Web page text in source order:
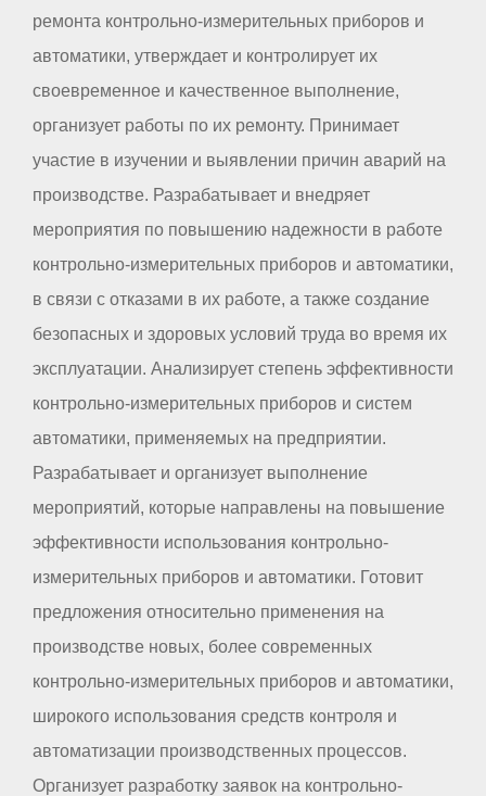
ремонта контрольно-измерительных приборов и
автоматики, утверждает и контролирует их
своевременное и качественное выполнение,
организует работы по их ремонту. Принимает
участие в изучении и выявлении причин аварий на
производстве. Разрабатывает и внедряет
мероприятия по повышению надежности в работе
контрольно-измерительных приборов и автоматики,
в связи с отказами в их работе, а также создание
безопасных и здоровых условий труда во время их
эксплуатации. Анализирует степень эффективности
контрольно-измерительных приборов и систем
автоматики, применяемых на предприятии.
Разрабатывает и организует выполнение
мероприятий, которые направлены на повышение
эффективности использования контрольно-
измерительных приборов и автоматики. Готовит
предложения относительно применения на
производстве новых, более современных
контрольно-измерительных приборов и автоматики,
широкого использования средств контроля и
автоматизации производственных процессов.
Организует разработку заявок на контрольно-